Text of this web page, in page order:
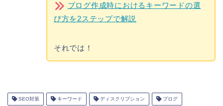
ブログ作成時におけるキーワードの選
び方を2ステップで解説
それでは！
SEO対策 キーワード ディスクリプション ブログ